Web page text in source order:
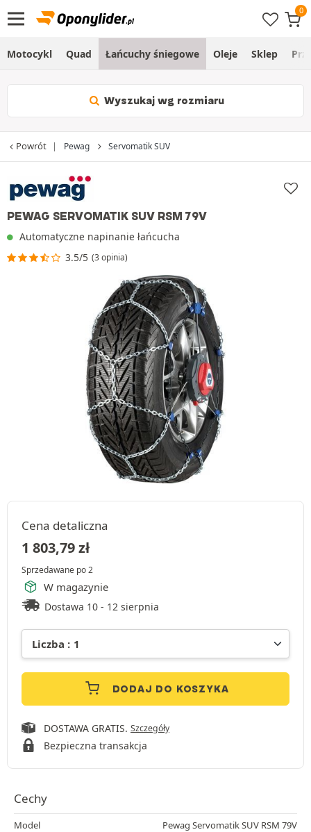
Motocykl Quad Łańcuchy śniegowe Oleje Sklep
Wyszukaj wg rozmiaru
Powrót Pewag Servomatik SUV
PEWAG SERVOMATIK SUV RSM 79V
Automatyczne napinanie łańcucha
3.5/5 (3 opinia)
Cena detaliczna
1 803,79zł
Sprzedawane po 2
W magazynie
Dostawa 10 - 12 sierpnia
DODAJ DO KOSZYKA
DOSTAWA GRATIS. Szczegóły
Bezpieczna transakcja
Cechy
Model
Pewag Servomatik SUV RSM 79V